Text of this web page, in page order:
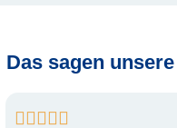
Das sagen
